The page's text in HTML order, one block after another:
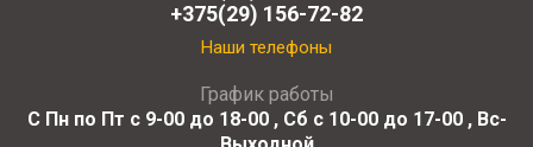
+375(29) 156-72-82
Наши телефоны
График работы
С Пн по Пт с 9-00 до 18-00 , Сб с 10-00 до 17-00 , Вс-